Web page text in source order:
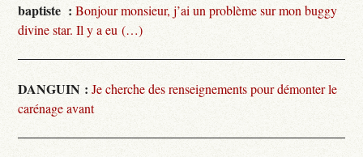
baptiste : Bonjour monsieur, j’ai un problème sur mon buggy
divine star. Il y a eu (…)
DANGUIN : Je cherche des renseignements pour démonter le
carénage avant